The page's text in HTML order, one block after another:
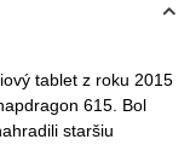
tablet z roku 2015
615. Bol
staršiu